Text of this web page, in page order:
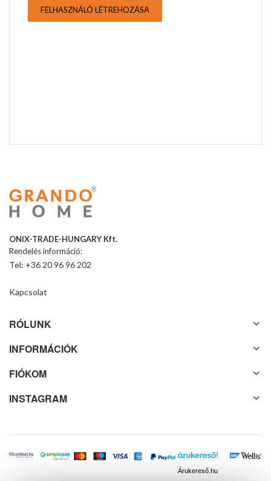
FELHASZNÁLÓ LÉTREHOZÁSA
ONIX-TRADE-HUNGARY Kft.
Rendelés információ:
Tel: +36 20 96 96 202
Kapcsolat
RÓLUNK
INFORMÁCIÓK
FIÓKOM
INSTAGRAM
Árukereső.hu